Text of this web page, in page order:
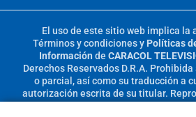
El uso de este sitio web implica la
Términos y condicionesy Políticas
Información de CARACOL
Derechos Reservados D.R.A.
o parcial, así como su traducción a
autorización escrita de su titular.